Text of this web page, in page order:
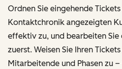
Ordnen Sie eingehende
Kontaktchronik angezeigten
effektiv zu, und bearbeiten
zuerst. Weisen Sie Ihren
Mitarbeitende und Phasen zu